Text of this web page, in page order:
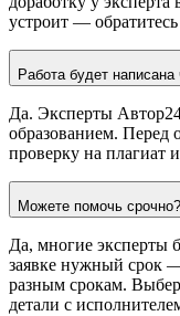
устроит —
Работа будет
Да. Эксперты
образованием. Перед
проверку на плагиат
Можете помочь срочно?
Да, многие эксперты
заявке нужный срок
разным срокам.
детали с